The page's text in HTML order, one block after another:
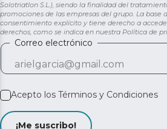
Solotriatlon S.L.), siendo la finalidad del
promociones de las empresas del grupo. La base
consentimiento explícito y tiene derecho a
derechos, como se indica en nuestra Política de
Correo electrónico
Acepto los Términos y Condiciones
¡Me suscribo!